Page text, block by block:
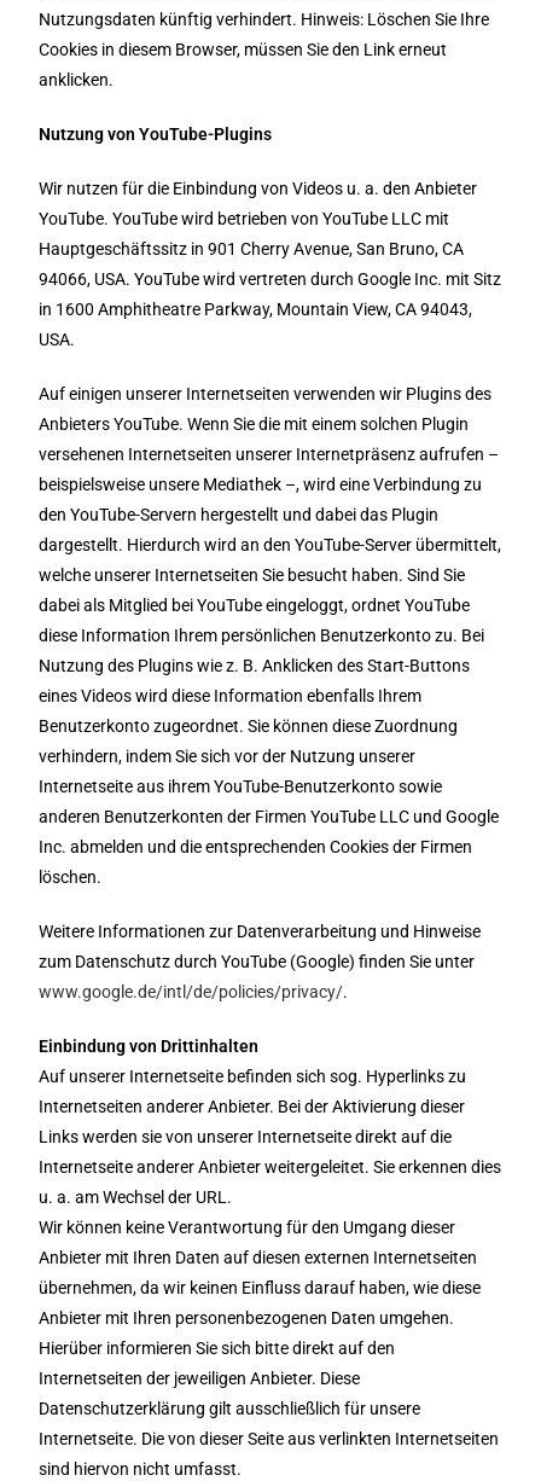
Nutzungsdaten künftig verhindert. Hinweis: Löschen Sie Ihre
Cookies in diesem Browser, müssen Sie den Link erneut
anklicken.
Nutzung von YouTube-Plugins
Wir nutzen für die Einbindung von Videos u. a. den Anbieter
YouTube. YouTube wird betrieben von YouTube LLC mit
Hauptgeschäftssitz in 901 Cherry Avenue, San Bruno, CA
94066, USA. YouTube wird vertreten durch Google Inc. mit Sitz
in 1600 Amphitheatre Parkway, Mountain View, CA 94043,
USA.
Auf einigen unserer Internetseiten verwenden wir Plugins des
Anbieters YouTube. Wenn Sie die mit einem solchen Plugin
versehenen Internetseiten unserer Internetpräsenz aufrufen –
beispielsweise unsere Mediathek –, wird eine Verbindung zu
den YouTube-Servern hergestellt und dabei das Plugin
dargestellt. Hierdurch wird an den YouTube-Server übermittelt,
welche unserer Internetseiten Sie besucht haben. Sind Sie
dabei als Mitglied bei YouTube eingeloggt, ordnet YouTube
diese Information Ihrem persönlichen Benutzerkonto zu. Bei
Nutzung des Plugins wie z. B. Anklicken des Start-Buttons
eines Videos wird diese Information ebenfalls Ihrem
Benutzerkonto zugeordnet. Sie können diese Zuordnung
verhindern, indem Sie sich vor der Nutzung unserer
Internetseite aus ihrem YouTube-Benutzerkonto sowie
anderen Benutzerkonten der Firmen YouTube LLC und Google
Inc. abmelden und die entsprechenden Cookies der Firmen
löschen.
Weitere Informationen zur Datenverarbeitung und Hinweise
zum Datenschutz durch YouTube (Google) finden Sie unter
www.google.de/intl/de/policies/privacy/.
Einbindung von Drittinhalten
Auf unserer Internetseite befinden sich sog. Hyperlinks zu
Internetseiten anderer Anbieter. Bei der Aktivierung dieser
Links werden sie von unserer Internetseite direkt auf die
Internetseite anderer Anbieter weitergeleitet. Sie erkennen dies
u. a. am Wechsel der URL.
Wir können keine Verantwortung für den Umgang dieser
Anbieter mit Ihren Daten auf diesen externen Internetseiten
übernehmen, da wir keinen Einfluss darauf haben, wie diese
Anbieter mit Ihren personenbezogenen Daten umgehen.
Hierüber informieren Sie sich bitte direkt auf den
Internetseiten der jeweiligen Anbieter. Diese
Datenschutzerklärung gilt ausschließlich für unsere
Internetseite. Die von dieser Seite aus verlinkten Internetseiten
sind hiervon nicht umfasst.